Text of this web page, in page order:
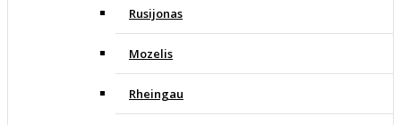
Rusijonas
Mozelis
Rheingau